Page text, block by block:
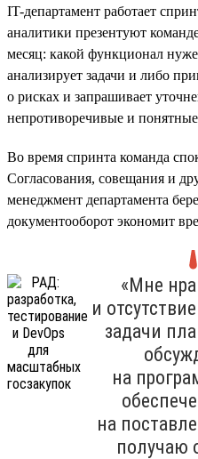
IT-департамент работает
аналитики презентуют
месяц: какой функционал
анализирует задачи и либо
о рисках и запрашивает
непротиворечивые и понятные
Во время спринта команда
Согласования, совещания и
менеджмент департамента
документооборот экономит
«Мне
и
задачи
на
на
получаю